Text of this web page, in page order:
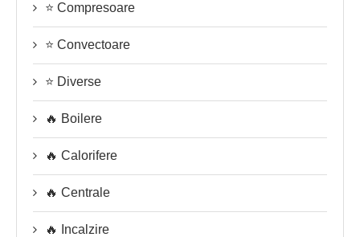
⭐ Compresoare
⭐ Convectoare
⭐ Diverse
🔥 Boilere
🔥 Calorifere
🔥 Centrale
🔥 Incalzire